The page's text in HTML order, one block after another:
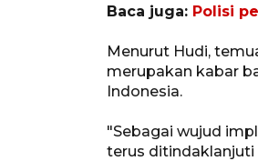
Baca juga: Polisi
Menurut Hudi,
merupakan kabar
Indonesia.
"Sebagai wujud
terus ditindaklanjuti